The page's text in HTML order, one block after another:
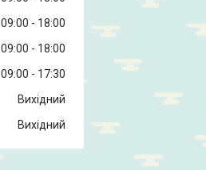
09:00
18:00
09:00
18:00
09:00
17:30
Вихідний
Вихідний